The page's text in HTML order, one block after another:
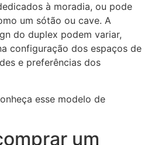
à moradia, ou pode
um sótão ou cave. A
do duplex podem variar,
configuração dos espaços de
e preferências dos
um